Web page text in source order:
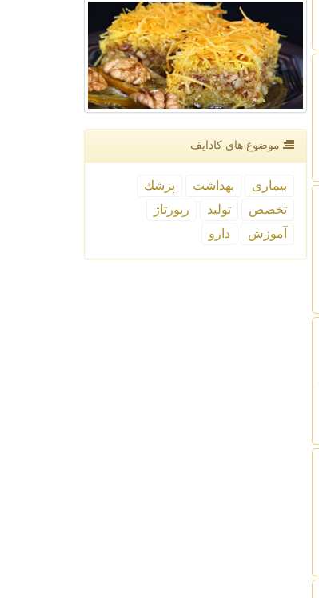
موضوع های كادایف
بیماری بهداشت
پزشك
تخصص
تولید
رپورتاژ
آموزش
دارو